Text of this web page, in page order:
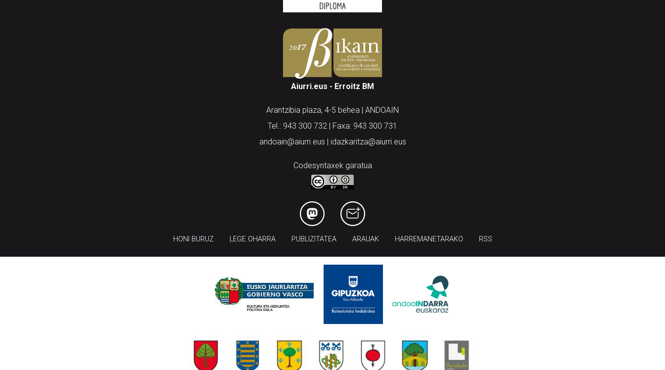
Aiurri.eus - Erroitz BM
Arantzibia plaza, 4-5 behea | ANDOAIN
Tel.: 943 300 732 | Faxa: 943 300 731
andoain@aiurri.eus | idazkaritza@aiurri.eus
Codesyntaxek garatua
HONI BURUZ LEGE OHARRA PUBLIZITATEA ARAUAK HARREMANETARAKO RSS